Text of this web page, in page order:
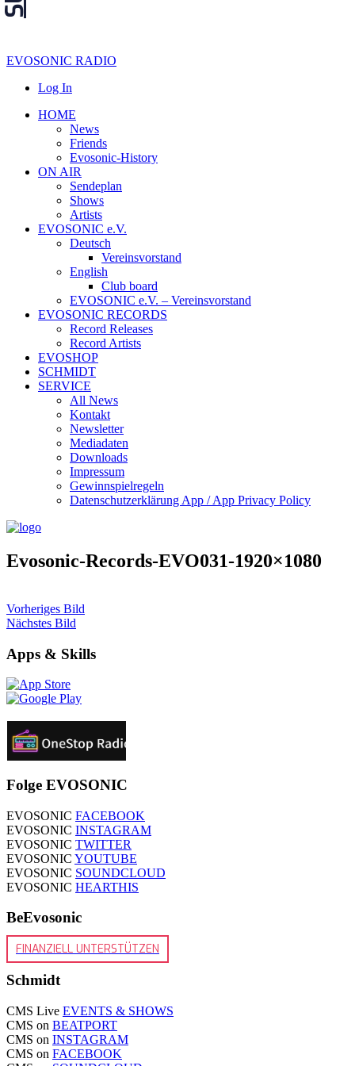
EVOSONIC RADIO
Log In
HOME
News
Friends
Evosonic-History
ON AIR
Sendeplan
Shows
Artists
EVOSONIC e.V.
Deutsch
Vereinsvorstand
English
Club board
EVOSONIC e.V. ‒ Vereinsvorstand
EVOSONIC RECORDS
Record Releases
Record Artists
EVOSHOP
SCHMIDT
SERVICE
All News
Kontakt
Newsletter
Mediadaten
Downloads
Impressum
Gewinnspielregeln
Datenschutzerklärung App / App Privacy Policy
Evosonic-Records-EVO031-1920×1080
Vorheriges Bild
Nächstes Bild
Apps & Skills
Folge EVOSONIC
EVOSONIC FACEBOOK
EVOSONIC INSTAGRAM
EVOSONIC TWITTER
EVOSONIC YOUTUBE
EVOSONIC SOUNDCLOUD
EVOSONIC HEARTHIS
BeEvosonic
FINANZIELL UNTERSTÜTZEN
Schmidt
CMS Live EVENTS & SHOWS
CMS on BEATPORT
CMS on INSTAGRAM
CMS on FACEBOOK